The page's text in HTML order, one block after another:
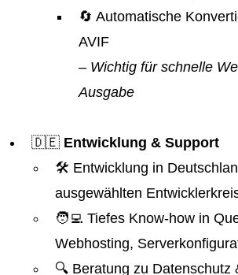
🔄 Automatische
AVIF
– Wichtig für schnelle
Ausgabe
🇩🇪 Entwicklung & Support
🛠️ Entwicklung in
ausgewählten
🧑‍💻 Tiefes Know-how in
Webhosting,
🔍 Beratung zu Datenschutz